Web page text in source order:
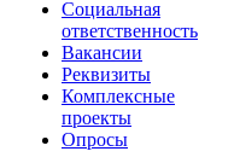
Социальная
ответственность
Вакансии
Реквизиты
Комплексные
проекты
Опросы